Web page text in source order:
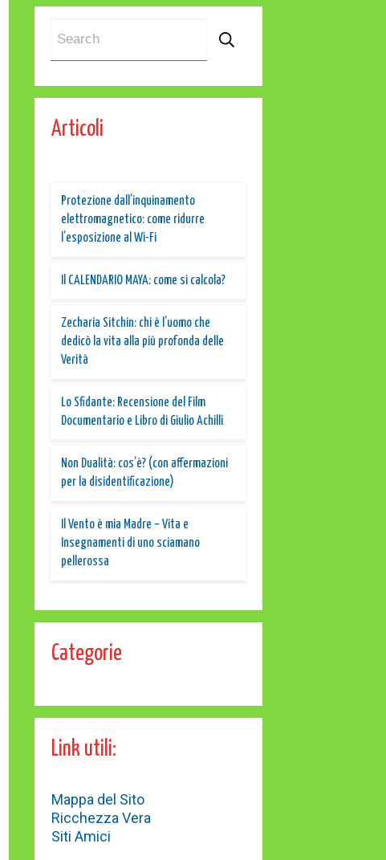
Articoli
Protezione dall’inquinamento
elettromagnetico: come ridurre
l’esposizione al Wi-Fi
Il CALENDARIO MAYA: come si calcola?
Zecharia Sitchin: chi è l’uomo che
dedicò la vita alla più profonda delle
Verità
Lo Sfidante: Recensione del Film
Documentario e Libro di Giulio Achilli
Non Dualità: cos’è? (con affermazioni
per la disidentificazione)
Il Vento è mia Madre – Vita e
Insegnamenti di uno sciamano
pellerossa
Categorie
Link utili:
Mappa del Sito
Ricchezza Vera
Siti Amici